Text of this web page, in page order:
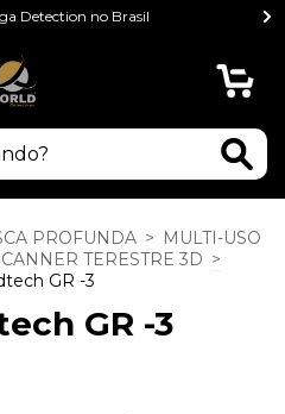
Detection no Brasil
PROFUNDA > MULTI-USO
TERESTRE 3D >
GR -3
GR -3